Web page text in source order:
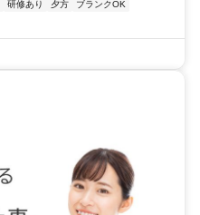
研修あり 夕方
ブランクOK